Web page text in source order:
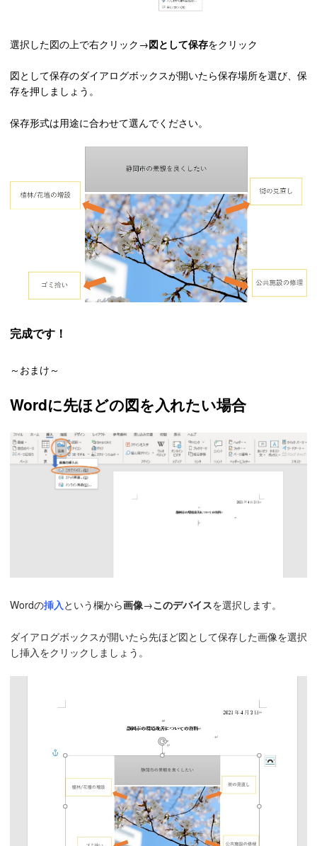
選択した図の上で右クリック→図として保存をクリック
図として保存のダイアログボックスが開いたら保存場所を選び、保
存を押しましょう。
保存形式は用途に合わせて選んでください。
完成です！
～おまけ～
Wordに先ほどの図を入れたい場合
Wordの挿入という欄から画像→このデバイスを選択します。
ダイアログボックスが開いたら先ほど図として保存した画像を選択
し挿入をクリックしましょう。